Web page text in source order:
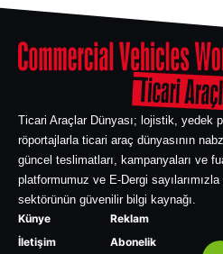
Ticari Araçlar Dünyası; lojistik, yedek
röportajlarla ticari araç dünyasının
güncel teslimatları, kampanyaları ve
platformumuz ve E-Dergi
sektörünün güvenilir bilgi kaynağı.
Künye
İletişim
Reklam
Abonelik